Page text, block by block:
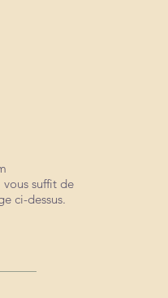
suffit de
ci-dessus.